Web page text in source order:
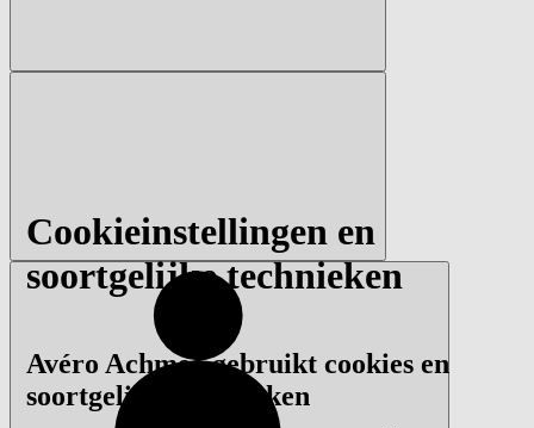
Cookieinstellingen en
soortgelijke technieken
Avéro Achmea gebruikt cookies en
soortgelijke technieken